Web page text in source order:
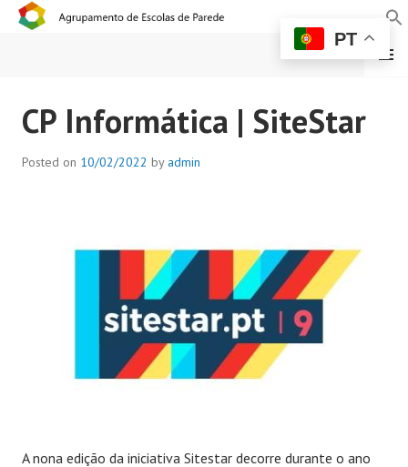
AGRUPAMENTO DE
ESCOLAS DE PAREDE
MENU
CP Informática | SiteStar
Posted on 10/02/2022 by admin
A nona edição da iniciativa Sitestar decorre durante o ano
PT